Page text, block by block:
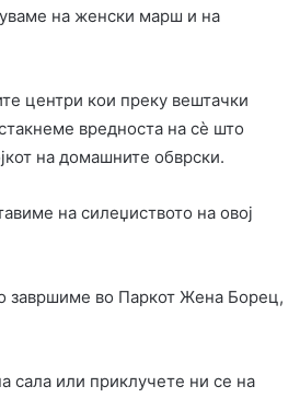
на женски марш и на
центри кои преку вештачки
вредноста на сè што
на домашните обврски.
на силеџиството на овој
завршиме во Паркот Жена Борец,
сала или приклучете ни се на